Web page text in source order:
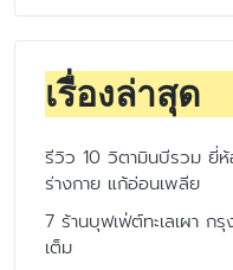
เรื่องล่าสุด
รีวิว 10 วิตามินบีรวม ยี่
ร่างกาย แก้อ่อนเพลีย
7 ร้านบุฟเฟ่ต์ทะเลเผา
เต็ม